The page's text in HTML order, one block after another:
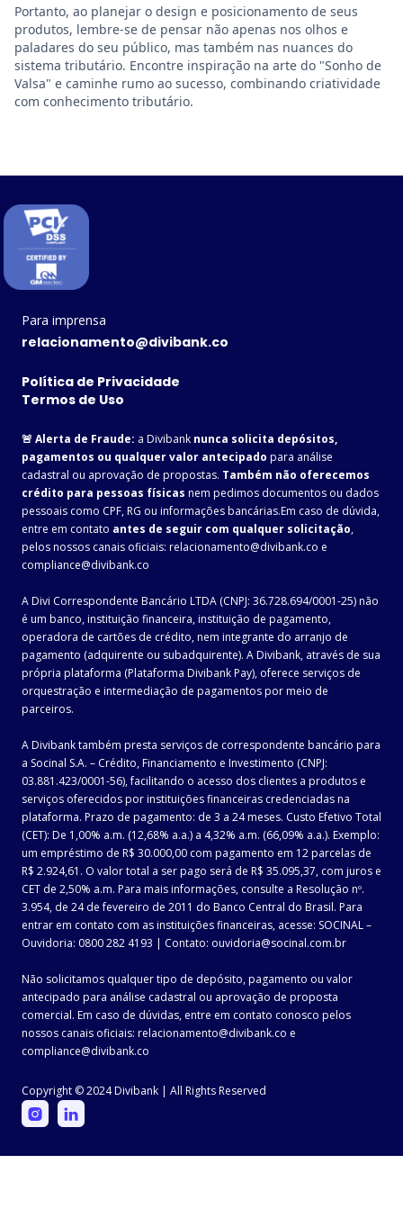
Portanto, ao planejar o design e posicionamento de seus
produtos, lembre-se de pensar não apenas nos olhos e
paladares do seu público, mas também nas nuances do
sistema tributário. Encontre inspiração na arte do "Sonho de
Valsa" e caminhe rumo ao sucesso, combinando criatividade
com conhecimento tributário.
Para imprensa
relacionamento@divibank.co
Política de Privacidade
Termos de Uso
🚨 Alerta de Fraude: a Divibank nunca solicita depósitos,
pagamentos ou qualquer valor antecipado para análise
cadastral ou aprovação de propostas. Também não oferecemos
crédito para pessoas físicas nem pedimos documentos ou dados
pessoais como CPF, RG ou informações bancárias.Em caso de dúvida,
entre em contato antes de seguir com qualquer solicitação,
pelos nossos canais oficiais: relacionamento@divibank.co e
compliance@divibank.co
A Divi Correspondente Bancário LTDA (CNPJ: 36.728.694/0001-25) não
é um banco, instituição financeira, instituição de pagamento,
operadora de cartões de crédito, nem integrante do arranjo de
pagamento (adquirente ou subadquirente). A Divibank, através de sua
própria plataforma (Plataforma Divibank Pay), oferece serviços de
orquestração e intermediação de pagamentos por meio de
parceiros.
A Divibank também presta serviços de correspondente bancário para
a Socinal S.A. – Crédito, Financiamento e Investimento (CNPJ:
03.881.423/0001-56), facilitando o acesso dos clientes a produtos e
serviços oferecidos por instituições financeiras credenciadas na
plataforma. Prazo de pagamento: de 3 a 24 meses. Custo Efetivo Total
(CET): De 1,00% a.m. (12,68% a.a.) a 4,32% a.m. (66,09% a.a.). Exemplo:
um empréstimo de R$ 30.000,00 com pagamento em 12 parcelas de
R$ 2.924,61. O valor total a ser pago será de R$ 35.095,37, com juros e
CET de 2,50% a.m. Para mais informações, consulte a Resolução nº.
3.954, de 24 de fevereiro de 2011 do Banco Central do Brasil. Para
entrar em contato com as instituições financeiras, acesse: SOCINAL –
Ouvidoria: 0800 282 4193 | Contato: ouvidoria@socinal.com.br
Não solicitamos qualquer tipo de depósito, pagamento ou valor
antecipado para análise cadastral ou aprovação de proposta
comercial. Em caso de dúvidas, entre em contato conosco pelos
nossos canais oficiais: relacionamento@divibank.co e
compliance@divibank.co
Copyright © 2024 Divibank | All Rights Reserved